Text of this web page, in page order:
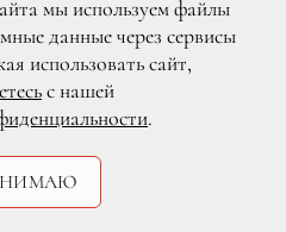
мы используем файлы
данные через сервисы
использовать сайт,
с нашей
.